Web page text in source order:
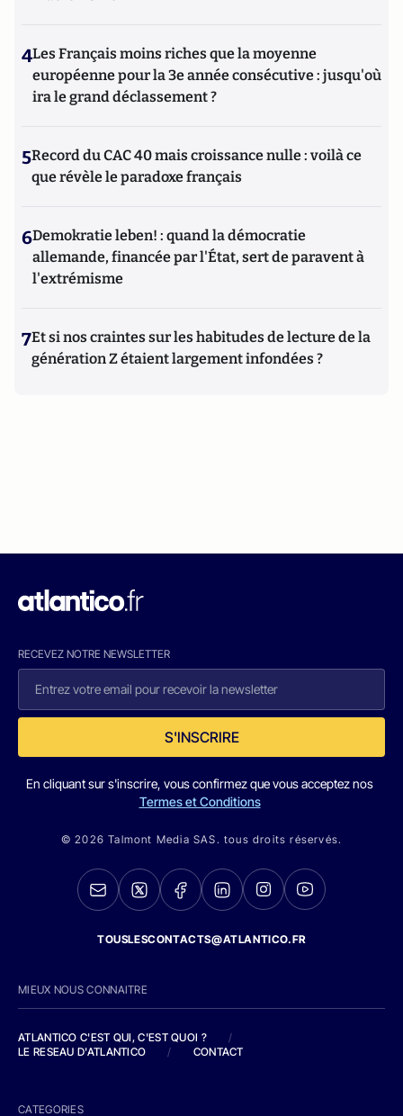
4Les Français moins riches que la moyenne
européenne pour la 3e année consécutive : jusqu'où
ira le grand déclassement ?
5Record du CAC 40 mais croissance nulle : voilà ce
que révèle le paradoxe français
6Demokratie leben! : quand la démocratie
allemande, financée par l'État, sert de paravent à
l'extrémisme
7Et si nos craintes sur les habitudes de lecture de la
génération Z étaient largement infondées ?
RECEVEZ NOTRE NEWSLETTER
S'INSCRIRE
En cliquant sur s'inscrire, vous confirmez que vous acceptez nos
Termes et Conditions
© 2026 Talmont Media SAS. tous droits réservés.
TOUSLESCONTACTS@ATLANTICO.FR
MIEUX NOUS CONNAITRE
ATLANTICO C'EST QUI, C'EST QUOI ?
/
LE RESEAU D'ATLANTICO
/ CONTACT
CATEGORIES